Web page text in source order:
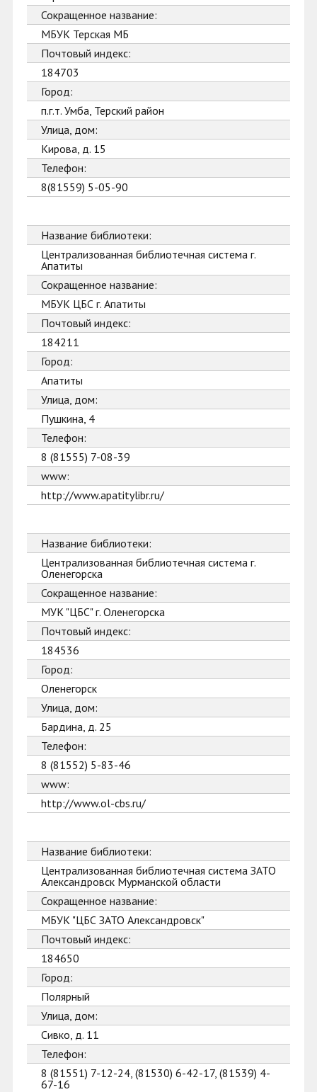
Сокращенное название:
МБУК Терская МБ
Почтовый индекс:
184703
Город:
п.г.т. Умба, Терский район
Улица, дом:
Кирова, д. 15
Телефон:
8(81559) 5-05-90
Название библиотеки:
Централизованная библиотечная система г.
Апатиты
Сокращенное название:
МБУК ЦБС г. Апатиты
Почтовый индекс:
184211
Город:
Апатиты
Улица, дом:
Пушкина, 4
Телефон:
8 (81555) 7-08-39
www:
http://www.apatitylibr.ru/
Название библиотеки:
Централизованная библиотечная система г.
Оленегорска
Сокращенное название:
МУК "ЦБС" г. Оленегорска
Почтовый индекс:
184536
Город:
Оленегорск
Улица, дом:
Бардина, д. 25
Телефон:
8 (81552) 5-83-46
www:
http://www.ol-cbs.ru/
Название библиотеки:
Централизованная библиотечная система ЗАТО
Александровск Мурманской области
Сокращенное название:
МБУК "ЦБС ЗАТО Александровск"
Почтовый индекс:
184650
Город:
Полярный
Улица, дом:
Сивко, д. 11
Телефон:
8 (81551) 7-12-24, (81530) 6-42-17, (81539) 4-
67-16